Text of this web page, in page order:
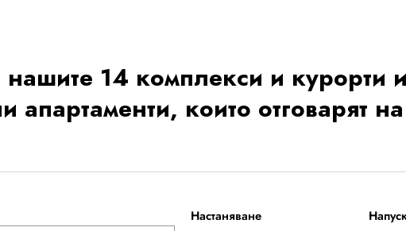
нашите 14 комплекси и курорти
апартаменти, които отговарят
Настаняване